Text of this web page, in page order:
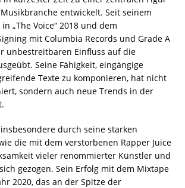
entwickelt. Seit seinem
„The Voice“ 2018 und dem
mit Columbia Records und Grade A
unbestreitbaren Einfluss auf die
Seine Fähigkeit, eingängige
Texte zu komponieren, hat nicht
sondern auch neue Trends in der
durch seine starken
die mit dem verstorbenen Rapper Juice
vieler renommierter Künstler und
gezogen. Sein Erfolg mit dem Mixtape
2020, das an der Spitze der